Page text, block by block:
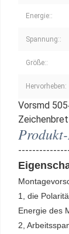
Energie::
Spannung::
Größe::
Hervorheben:
Vorsmd
1, die
Energie des
2,